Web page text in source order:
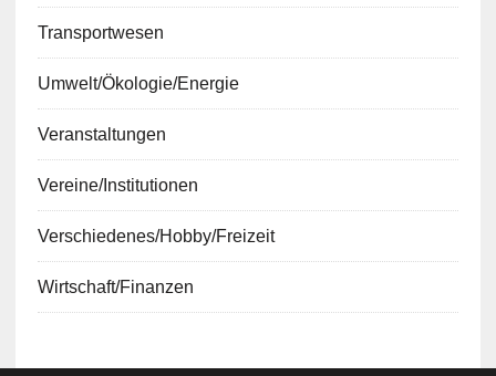
Transportwesen
Umwelt/Ökologie/Energie
Veranstaltungen
Vereine/Institutionen
Verschiedenes/Hobby/Freizeit
Wirtschaft/Finanzen